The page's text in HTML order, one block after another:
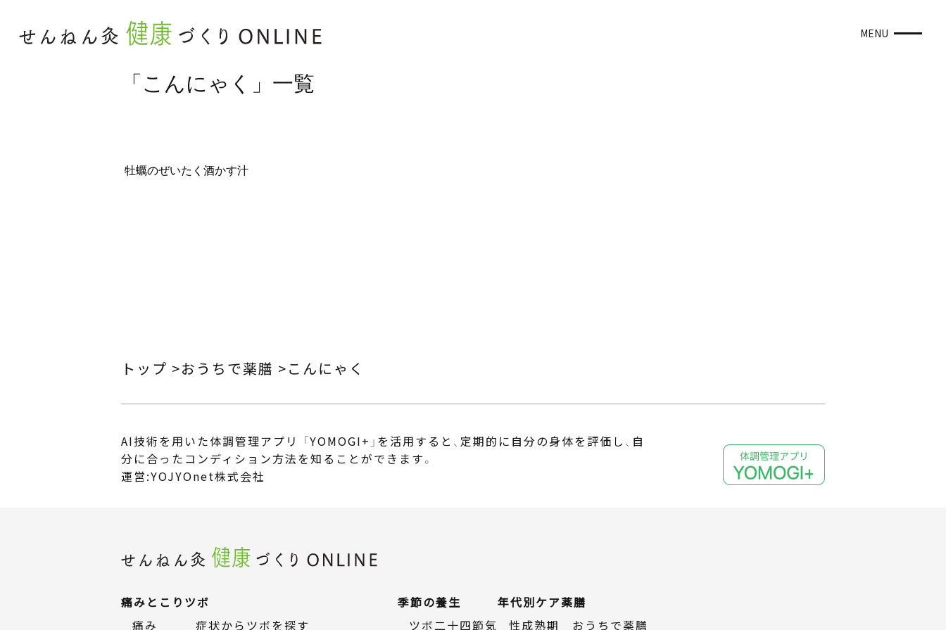
「こんにゃく」一覧
牡蠣のぜいたく酒かす汁
トップ おうちで薬膳 こんにゃく
AI技術を用いた体調管理アプリ 「YOMOGI+」 を活用すると、定期的に自分の身体を評価し、自
分に合ったコンディション方法を知ることができます。
運営:YOJYOnet株式会社
痛みとこり
痛み
ツボ
症状からツボを探す
季節の養生
ツボ二十四節気
年代別ケア
性成熟期
薬膳
おうちで薬膳